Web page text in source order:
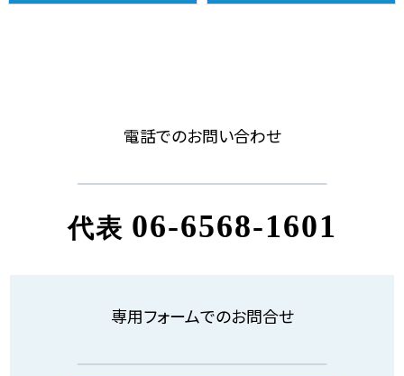
電話でのお問い合わせ
代表 06-6568-1601
専用フォームでのお問合せ